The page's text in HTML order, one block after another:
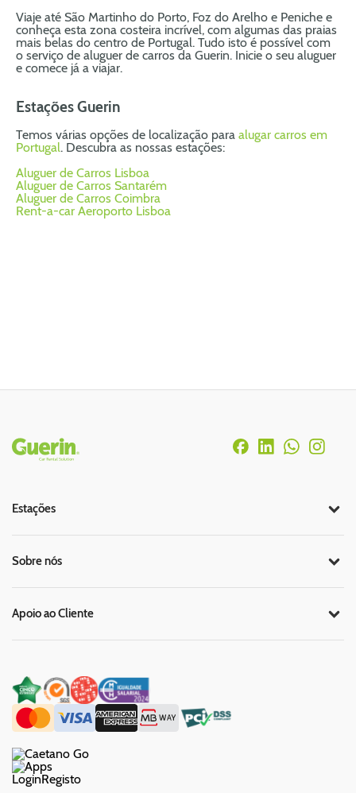
Viaje até São Martinho do Porto, Foz do Arelho e Peniche e
conheça esta zona costeira incrível, com algumas das praias
mais belas do centro de Portugal. Tudo isto é possível com
o serviço de aluguer de carros da Guerin. Inicie o seu aluguer
e comece já a viajar.
Estações Guerin
Temos várias opções de localização para alugar carros em
Portugal. Descubra as nossas estações:
Aluguer de Carros Lisboa
Aluguer de Carros Santarém
Aluguer de Carros Coimbra
Rent-a-car Aeroporto Lisboa
Rodapé
Estações
Sobre nós
Apoio ao Cliente
LoginRegisto